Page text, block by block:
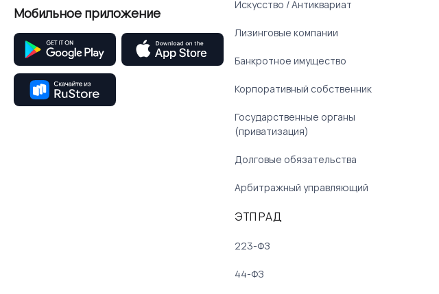
Мобильное приложение
Искусство / Антиквариат
Лизинговые компании
Банкротное имущество
Корпоративный собственник
Государственные органы
(приватизация)
Долговые обязательства
Арбитражный управляющий
ЭТП РАД
223-ФЗ
44-ФЗ